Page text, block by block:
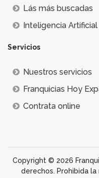
Lás más buscadas
Inteligencia Artificial
Servicios
Nuestros servicios
Franquicias Hoy
Contrata online
Copyright © 2026
derechos. Prohibida